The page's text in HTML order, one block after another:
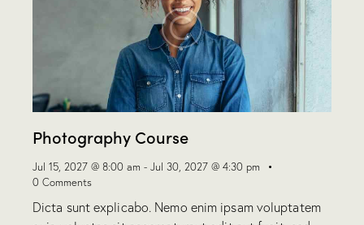
Photography Course
Jul 15, 2027 @ 8:00 am - Jul 30, 2027 @ 4:30 pm
0 Comments
Dicta sunt explicabo. Nemo enim ipsam voluptatem